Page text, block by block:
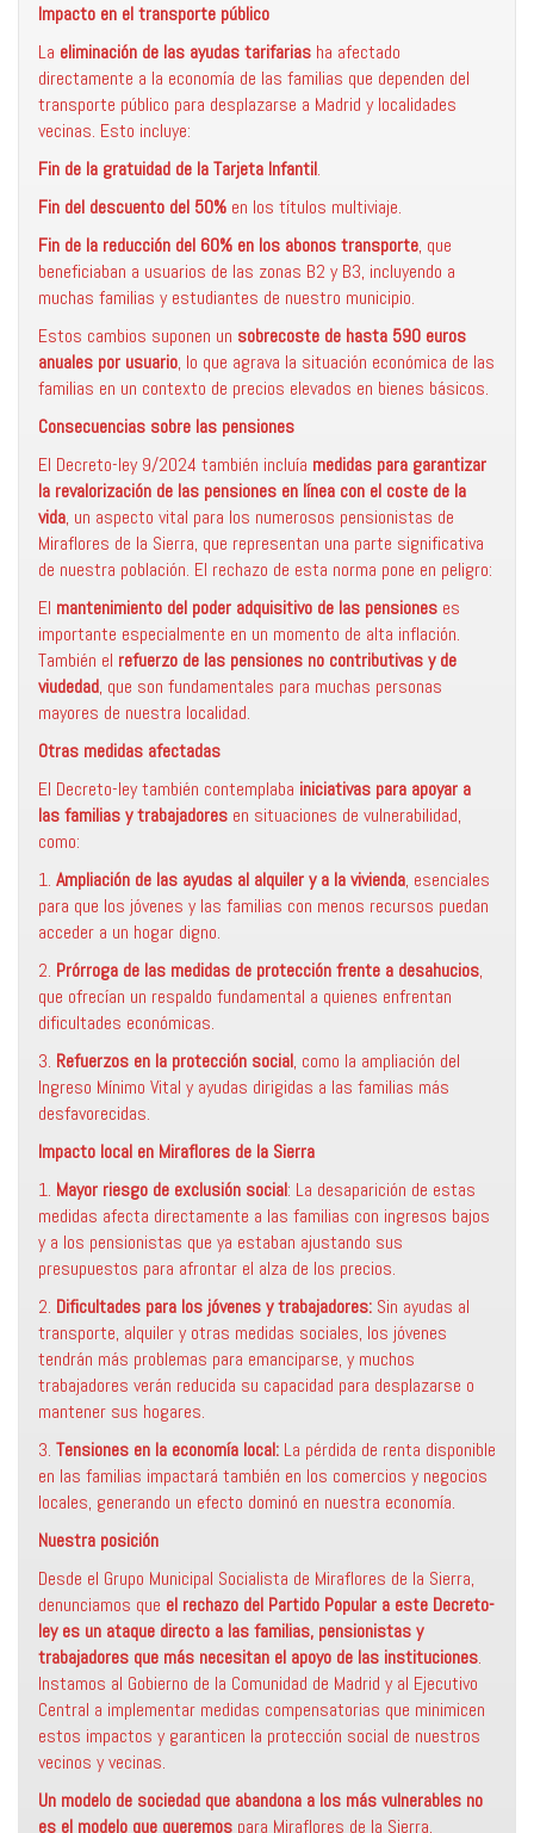
Impacto en el transporte público
La eliminación de las ayudas tarifarias ha afectado
directamente a la economía de las familias que dependen del
transporte público para desplazarse a Madrid y localidades
vecinas. Esto incluye:
Fin de la gratuidad de la Tarjeta Infantil.
Fin del descuento del 50% en los títulos multiviaje.
Fin de la reducción del 60% en los abonos transporte, que
beneficiaban a usuarios de las zonas B2 y B3, incluyendo a
muchas familias y estudiantes de nuestro municipio.
Estos cambios suponen un sobrecoste de hasta 590 euros
anuales por usuario, lo que agrava la situación económica de las
familias en un contexto de precios elevados en bienes básicos.
Consecuencias sobre las pensiones
El Decreto-ley 9/2024 también incluía medidas para garantizar
la revalorización de las pensiones en línea con el coste de la
vida, un aspecto vital para los numerosos pensionistas de
Miraflores de la Sierra, que representan una parte significativa
de nuestra población. El rechazo de esta norma pone en peligro:
El mantenimiento del poder adquisitivo de las pensiones es
importante especialmente en un momento de alta inflación.
También el refuerzo de las pensiones no contributivas y de
viudedad, que son fundamentales para muchas personas
mayores de nuestra localidad.
Otras medidas afectadas
El Decreto-ley también contemplaba iniciativas para apoyar a
las familias y trabajadores en situaciones de vulnerabilidad,
como:
1. Ampliación de las ayudas al alquiler y a la vivienda, esenciales
para que los jóvenes y las familias con menos recursos puedan
acceder a un hogar digno.
2. Prórroga de las medidas de protección frente a desahucios,
que ofrecían un respaldo fundamental a quienes enfrentan
dificultades económicas.
3. Refuerzos en la protección social, como la ampliación del
Ingreso Mínimo Vital y ayudas dirigidas a las familias más
desfavorecidas.
Impacto local en Miraflores de la Sierra
1. Mayor riesgo de exclusión social: La desaparición de estas
medidas afecta directamente a las familias con ingresos bajos
y a los pensionistas que ya estaban ajustando sus
presupuestos para afrontar el alza de los precios.
2. Dificultades para los jóvenes y trabajadores: Sin ayudas al
transporte, alquiler y otras medidas sociales, los jóvenes
tendrán más problemas para emanciparse, y muchos
trabajadores verán reducida su capacidad para desplazarse o
mantener sus hogares.
3. Tensiones en la economía local: La pérdida de renta disponible
en las familias impactará también en los comercios y negocios
locales, generando un efecto dominó en nuestra economía.
Nuestra posición
Desde el Grupo Municipal Socialista de Miraflores de la Sierra,
denunciamos que el rechazo del Partido Popular a este Decreto-
ley es un ataque directo a las familias, pensionistas y
trabajadores que más necesitan el apoyo de las instituciones.
Instamos al Gobierno de la Comunidad de Madrid y al Ejecutivo
Central a implementar medidas compensatorias que minimicen
estos impactos y garanticen la protección social de nuestros
vecinos y vecinas.
Un modelo de sociedad que abandona a los más vulnerables no
es el modelo que queremos para Miraflores de la Sierra.